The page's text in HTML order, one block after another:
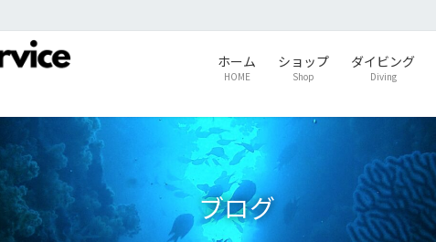
ホーム
HOME
ショップ
Shop
ダイビング
Diving
ブログ